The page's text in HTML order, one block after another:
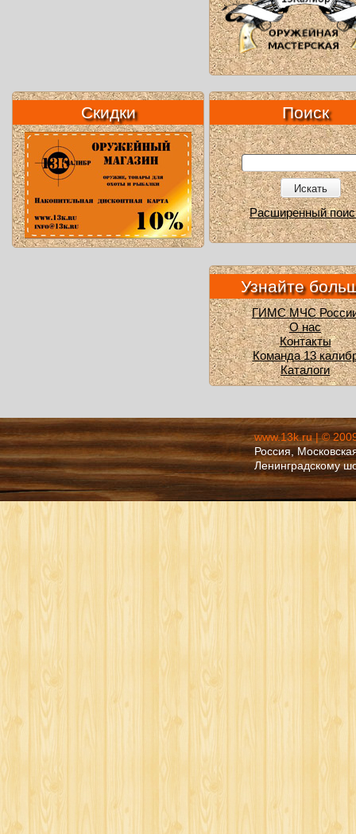
Скидки Поиск
Искать
Расширенный
Узнайте
ГИМС МЧС
О нас
Контакты
Команда 13
Каталоги
www.13k.ru | ©
Россия,
Ленинградскому